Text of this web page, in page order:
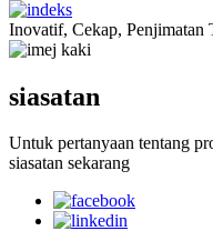
Inovatif, Cekap, Penjimatan
siasatan
Untuk pertanyaan tentang
siasatan sekarang